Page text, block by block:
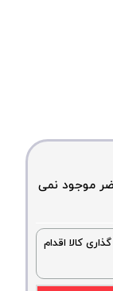
موجود نمی
به سفارش گذاری کالا اقدام